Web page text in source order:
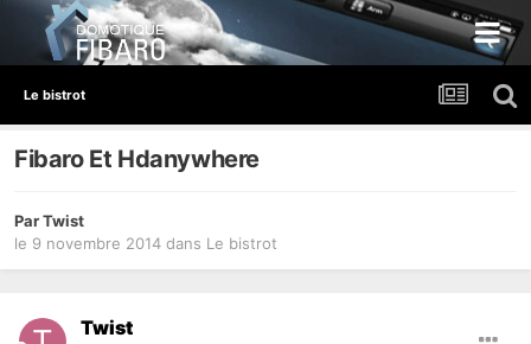
Le bistrot
Fibaro Et Hdanywhere
ParTwist
le 9 novembre 2014 dans Le bistrot
Twist